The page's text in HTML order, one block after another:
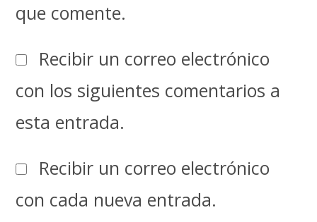
que comente.
Recibir un correo electrónico
con los siguientes comentarios a
esta entrada.
Recibir un correo electrónico
con cada nueva entrada.